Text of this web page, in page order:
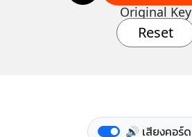
Original Key
Reset
🔊 เสียงคอร์ด